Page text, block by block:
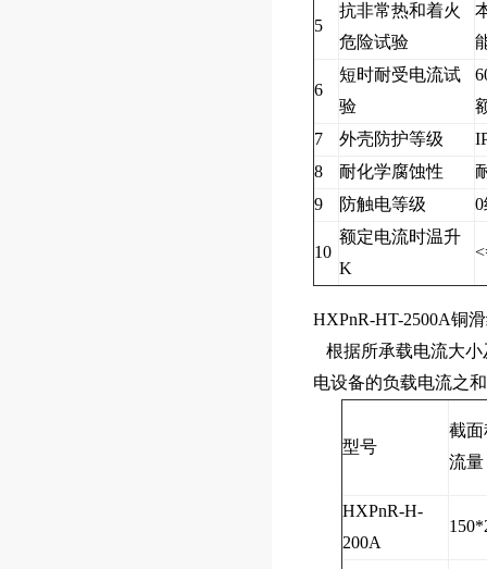
5
抗非常热和着火
危险试验
6
短时耐受电流试
验
7
外壳防护等级
8
耐化学腐蚀性
9
防触电等级
10
额定电流时温升
K
HXPnR-HT-2500A铜
根据所承载电流大小
电设备的负载电流之
型号
截
流量
HXPnR-H-
200A